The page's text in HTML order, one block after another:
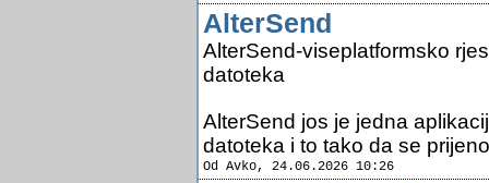
AlterSend
AlterSend-viseplatformsko
datoteka
AlterSend jos je jedna
datoteka i to tako da se
Od Avko, 24.06.2026 10:26